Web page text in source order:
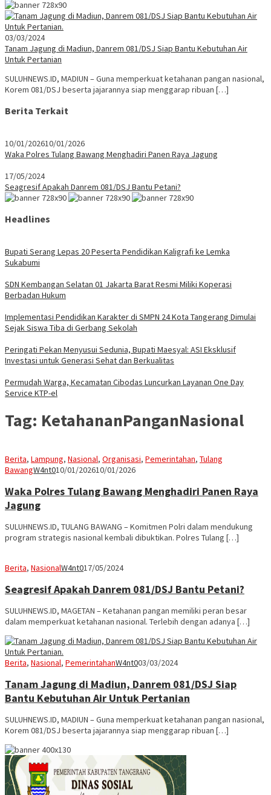
03/03/2024
Tanam Jagung di Madiun, Danrem 081/DSJ Siap Bantu Kebutuhan Air
Untuk Pertanian
SULUHNEWS.ID, MADIUN – Guna memperkuat ketahanan pangan nasional,
Korem 081/DSJ beserta jajarannya siap menggarap ribuan […]
Berita Terkait
10/01/202610/01/2026
Waka Polres Tulang Bawang Menghadiri Panen Raya Jagung
17/05/2024
Seagresif Apakah Danrem 081/DSJ Bantu Petani?
Headlines
Bupati Serang Lepas 20 Peserta Pendidikan Kaligrafi ke Lemka
Sukabumi
SDN Kembangan Selatan 01 Jakarta Barat Resmi Miliki Koperasi
Berbadan Hukum
Implementasi Pendidikan Karakter di SMPN 24 Kota Tangerang Dimulai
Sejak Siswa Tiba di Gerbang Sekolah
Peringati Pekan Menyusui Sedunia, Bupati Maesyal: ASI Eksklusif
Investasi untuk Generasi Sehat dan Berkualitas
Permudah Warga, Kecamatan Cibodas Luncurkan Layanan One Day
Service KTP-el
Tag: KetahananPanganNasional
Berita, Lampung, Nasional, Organisasi, Pemerintahan, Tulang
BawangW4nt010/01/202610/01/2026
Waka Polres Tulang Bawang Menghadiri Panen Raya
Jagung
SULUHNEWS.ID, TULANG BAWANG – Komitmen Polri dalam mendukung
program strategis nasional kembali dibuktikan. Polres Tulang […]
Berita, NasionalW4nt017/05/2024
Seagresif Apakah Danrem 081/DSJ Bantu Petani?
SULUHNEWS.ID, MAGETAN – Ketahanan pangan memiliki peran besar
dalam memperkuat ketahanan nasional. Terlebih dengan adanya […]
Berita, Nasional, PemerintahanW4nt003/03/2024
Tanam Jagung di Madiun, Danrem 081/DSJ Siap
Bantu Kebutuhan Air Untuk Pertanian
SULUHNEWS.ID, MADIUN – Guna memperkuat ketahanan pangan nasional,
Korem 081/DSJ beserta jajarannya siap menggarap ribuan […]